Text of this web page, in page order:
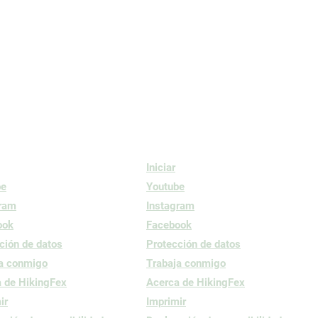
de datos
conmigo
de HikingFex
Iniciar
Youtube
Instagram
Facebook
Protección de datos
Trabaja conmigo
Acerca de HikingFex
Imprimir